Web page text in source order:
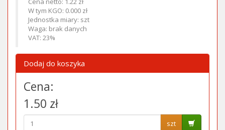
W tym KGO: 0.000 zł
Jednostka miary: szt
Waga: brak danych
VAT: 23%
Dodaj do koszyka
Cena:
1.50 zł
szt